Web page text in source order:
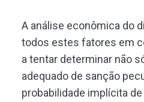
A análise econômica do
todos estes fatores em
a tentar determinar não
adequado de sanção
probabilidade implícita